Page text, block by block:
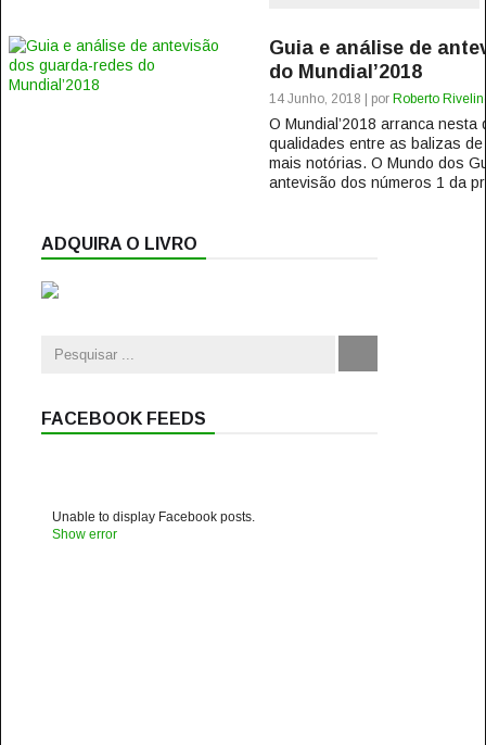
Guia e análise de
do Mundial’2018
14 Junho, 2018 | por Roberto
O Mundial’2018 arranca
qualidades entre as balizas
mais notórias. O Mundo dos
antevisão dos números 1 da
ADQUIRA O LIVRO
FACEBOOK FEEDS
Unable to display Facebook posts.
Show error